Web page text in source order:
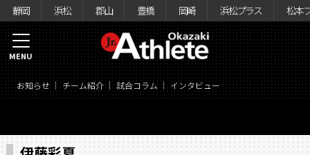
静岡 浜松 郡山 豊橋 岡崎 浜松プラス 松本
お知らせ チーム紹介 試合コラム インタビュー
MENU